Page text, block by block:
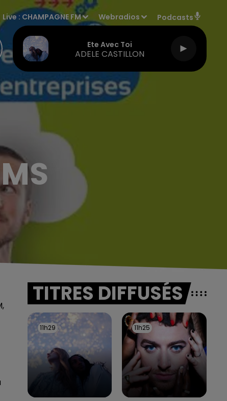
Live : CHAMPAGNE FM Webradios Podcasts
Ete Avec Toi
ADELE CASTILLON
TITRES DIFFUSÉS
11h29
11h29 11h25
11h25